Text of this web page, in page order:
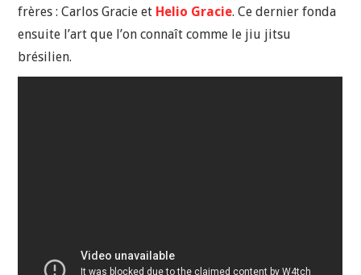
frères : Carlos Gracie et Helio Gracie. Ce dernier fonda
ensuite l’art que l’on connaît comme le jiu jitsu
brésilien.